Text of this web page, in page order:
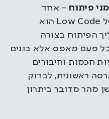
פיתוח – אחד
היתרונות הכי ברורים של Low Code הוא
הפיתוח בצורה
פעם מאפס אלא בונים
חכמות וחיבורים
ראשונית, לבדוק
מהר מדובר ביתרון